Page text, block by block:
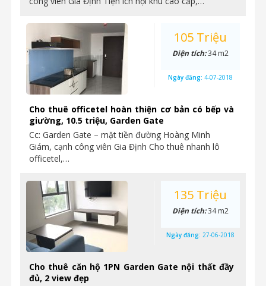
Cho thuê officetel hoàn thiện cơ bản có bếp và
giường, 10.5 triệu, Garden Gate
Cc: Garden Gate – mặt tiền đường Hoàng Minh
Giám, cạnh công viên Gia Định Cho thuê nhanh lô
officetel,…
105 Triệu
Diện tích:34 m2
Ngày đăng: 4-07-2018
Cho thuê căn hộ 1PN Garden Gate nội thất đầy
đủ, 2 view đẹp
135 Triệu
Diện tích:34 m2
Ngày đăng: 27-06-2018